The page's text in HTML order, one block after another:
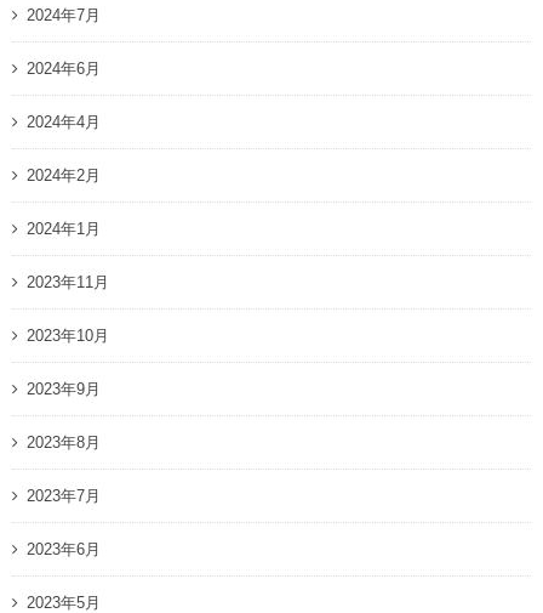
2024年7月
2024年6月
2024年4月
2024年2月
2024年1月
2023年11月
2023年10月
2023年9月
2023年8月
2023年7月
2023年6月
2023年5月